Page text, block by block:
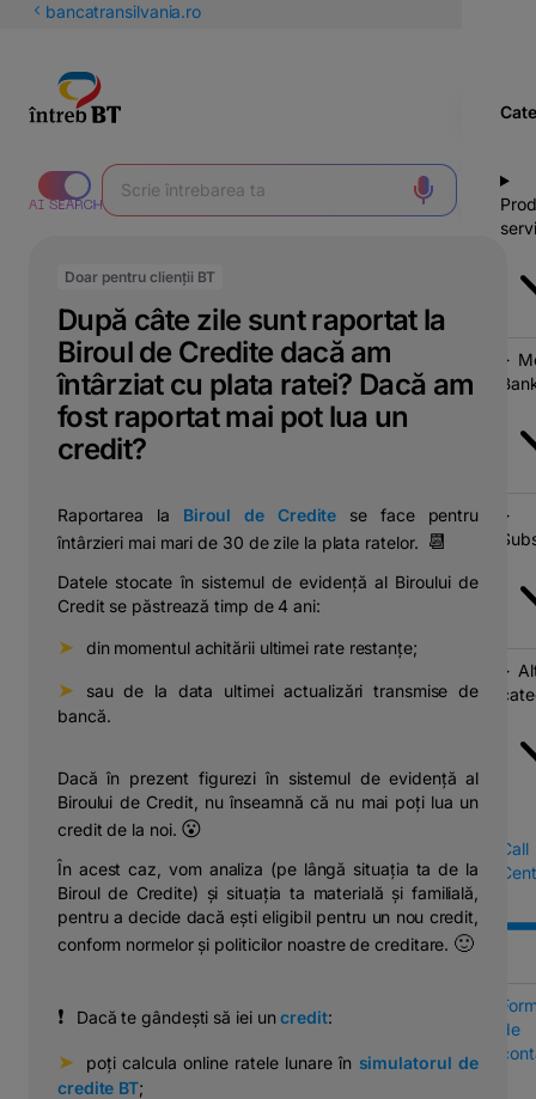
latineștibancatransilvania.ro
Call
de
Doar pentru clienții BT
După câte zile sunt raportat la
Biroul de Credite dacă am
întârziat cu plata ratei? Dacă am
fost raportat mai pot lua un
credit?
Raportarea la Biroul de Credite se face pentru
întârzieri mai mari de 30 de zile la plata ratelor. 📆
Datele stocate în sistemul de evidență al Biroului de
Credit se păstrează timp de 4 ani:
➤ ⠀din momentul achitării ultimei rate restanțe;
➤ ⠀sau de la data ultimei actualizări transmise de
bancă.
Dacă în prezent figurezi în sistemul de evidență al
Biroului de Credit, nu înseamnă că nu mai poți lua un
credit de la noi. 😮
În acest caz, vom analiza (pe lângă situația ta de la
Biroul de Credite) și situația ta materială și familială,
pentru a decide dacă ești eligibil pentru un nou credit,
conform normelor și politicilor noastre de creditare. 🙂
❗ ⠀Dacă te gândești să iei uncredit:
➤ ⠀poți calcula online ratele lunare în simulatorul de
credite BT;